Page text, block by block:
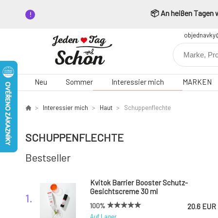
📦 An heißen Tagen
Neu Sommer Interessier mich MARKEN
Interessier mich Haut Schuppenflechte
SCHUPPENFLECHTE
Bestseller
1.
Kvitok Barrier Booster Schutz-
Gesichtscreme 30 ml
100% 20.6 EUR